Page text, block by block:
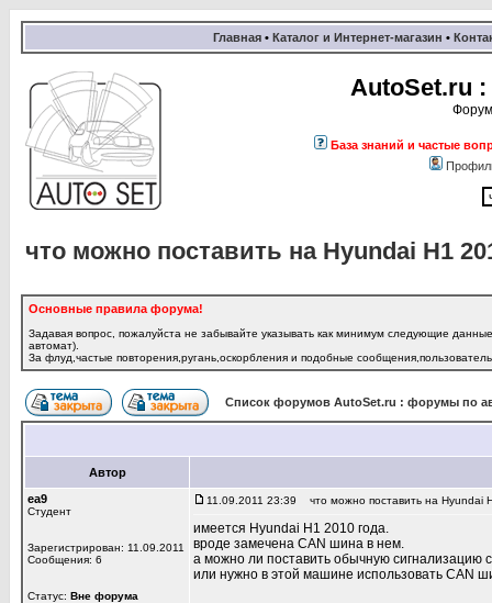
Главная • Каталог и Интернет-магазин •
AutoSet.ru
База знаний и частые
что можно поставить на Hyundai H1
Основные правила форума!
Задавая вопрос, пожалуйста не забывайте указывать как минимум следующие
автомат).
За флуд,частые повторения,ругань,оскорбления и подобные
Список форумов AutoSet.ru : форумы по
Автор
ea9
Студент
Зарегистрирован: 11.09.2011
Сообщения: 6
Статус: Вне форума
11.09.2011 23:39 что можно поставить на Hyundai
имеется Hyundai H1 2010 года.
вроде замечена CAN шина в нем.
а можно ли поставить обычную сигнализацию
или нужно в этой машине использовать CAN